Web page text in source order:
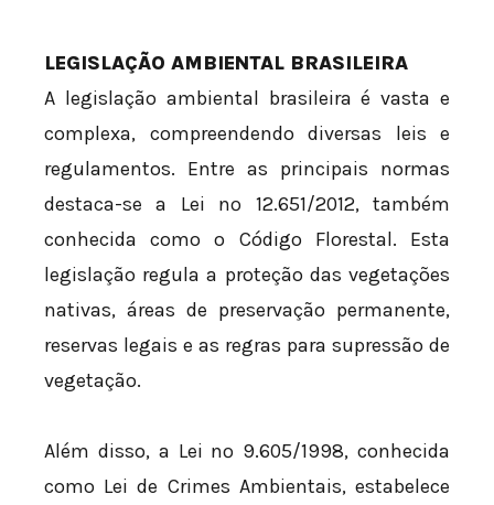
LEGISLAÇÃO AMBIENTAL BRASILEIRA
A legislação ambiental brasileira é vasta e
complexa, compreendendo diversas leis e
regulamentos. Entre as principais normas
destaca-se a Lei nº 12.651/2012, também
conhecida como o Código Florestal. Esta
legislação regula a proteção das vegetações
nativas, áreas de preservação permanente,
reservas legais e as regras para supressão de
vegetação.
Além disso, a Lei nº 9.605/1998, conhecida
como Lei de Crimes Ambientais, estabelece